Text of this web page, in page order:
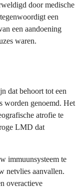
door medische
een
een aandoening
waren.
dat behoort tot een
worden genoemd. Het
atrofie te
LMD dat
immuunsysteem te
netvlies aanvallen.
overactieve